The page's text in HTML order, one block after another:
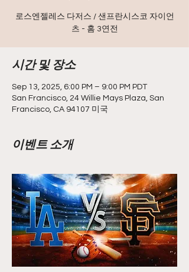
로스엔젤레스 다저스 / 샌프란시스코 자이언
츠 - 홈 3연전
시간 및 장소
Sep 13, 2025, 6:00 PM – 9:00 PM PDT
San Francisco, 24 Willie Mays Plaza, San
Francisco, CA 94107 미국
이벤트 소개